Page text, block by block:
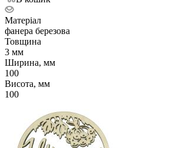
Матеріал
фанера березова
Товщина
3 мм
Ширина, мм
100
Висота, мм
100